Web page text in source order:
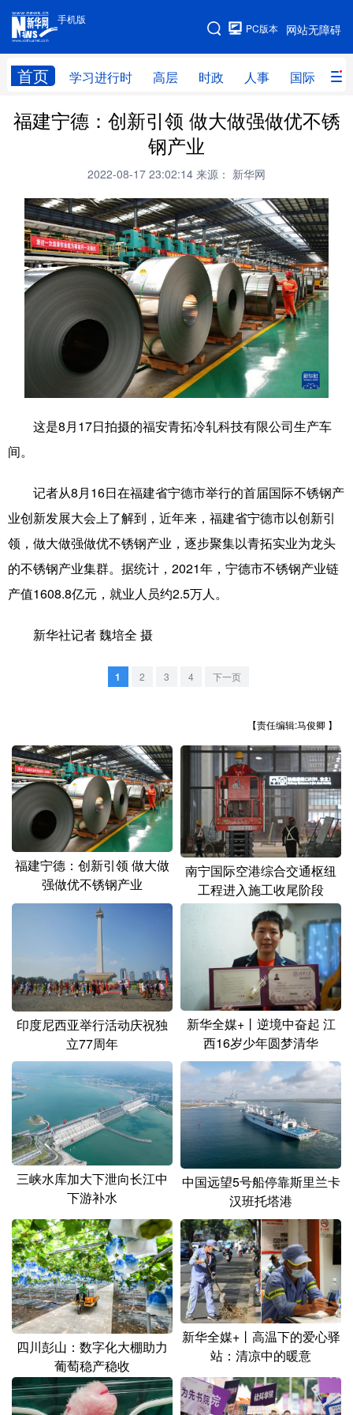
手机版
网站无障碍
PC版本
首页 学习进行时 高层 时政 人事 国际 财
手机版
网站地图
学习进行时 高层 时政 人事
全球连线
科技 科创 量子 体育
文化 书画 健康 军事
访谈 视频 图片 政务
中央文件 金融 汽车
食品 人居 信息化 数字经济
乡村振兴 溯源中国
城市 旅游 能源 会展
公益 一带一路 亚太网 上市公司
文化产业
地方频道
辽宁 吉林
安徽 福建
广东 广西 海南 重庆
四川 贵州 云南 西藏
陕西 甘肃 青海 宁夏
新疆 内蒙古 黑龙江
多语种频道
عربى
Русский язык 日本語 한국어
Deutsch Português
福建宁德：创新引领 做大做强做优不锈
钢产业
2022-08-17 23:02:14 来源： 新华网
这是8月17日拍摄的福安青拓冷轧科技有限公司生产车
间。
记者从8月16日在福建省宁德市举行的首届国际不锈钢产
业创新发展大会上了解到，近年来，福建省宁德市以创新引
领，做大做强做优不锈钢产业，逐步聚集以青拓实业为龙头
的不锈钢产业集群。据统计，2021年，宁德市不锈钢产业链
产值1608.8亿元，就业人员约2.5万人。
新华社记者 魏培全 摄
1 2 3 4 下一页
【责任编辑:马俊卿 】
福建宁德：创新引领 做大做
强做优不锈钢产业
南宁国际空港综合交通枢纽
工程进入施工收尾阶段
印度尼西亚举行活动庆祝独
立77周年
新华全媒+丨逆境中奋起 江
西16岁少年圆梦清华
三峡水库加大下泄向长江中
下游补水
中国远望5号船停靠斯里兰卡
汉班托塔港
四川彭山：数字化大棚助力
葡萄稳产稳收
新华全媒+丨高温下的爱心驿
站：清凉中的暖意